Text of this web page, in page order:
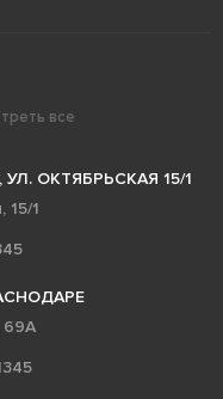
все
ОКТЯБРЬСКАЯ 15/1
15/1
69А